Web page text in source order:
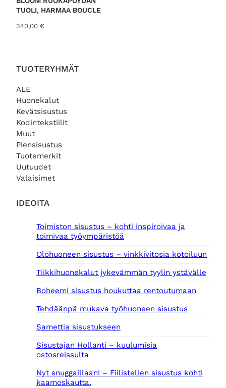
TUOTERYHMÄT
ALE
Huonekalut
Kevätsisustus
Kodintekstiilit
Muut
Piensisustus
Tuotemerkit
Uutuudet
Valaisimet
IDEOITA
Toimiston sisustus – kohti inspiroivaa ja
toimivaa työympäristöä
Olohuoneen sisustus – vinkkivitosia kotoiluun
Tiikkihuonekalut jykevämmän tyylin ystävälle
Boheemi sisustus houkuttaa rentoutumaan
Tehdäänpä mukava työhuoneen sisustus
Samettia sisustukseen
Sisustajan Hollanti – kuulumisia
ostosreissulta
Nyt snuggaillaan! – Fiilistellen sisustus kohti
kaamoskautta.
TUOLI, HARMAA BOUCLE
340,00 €